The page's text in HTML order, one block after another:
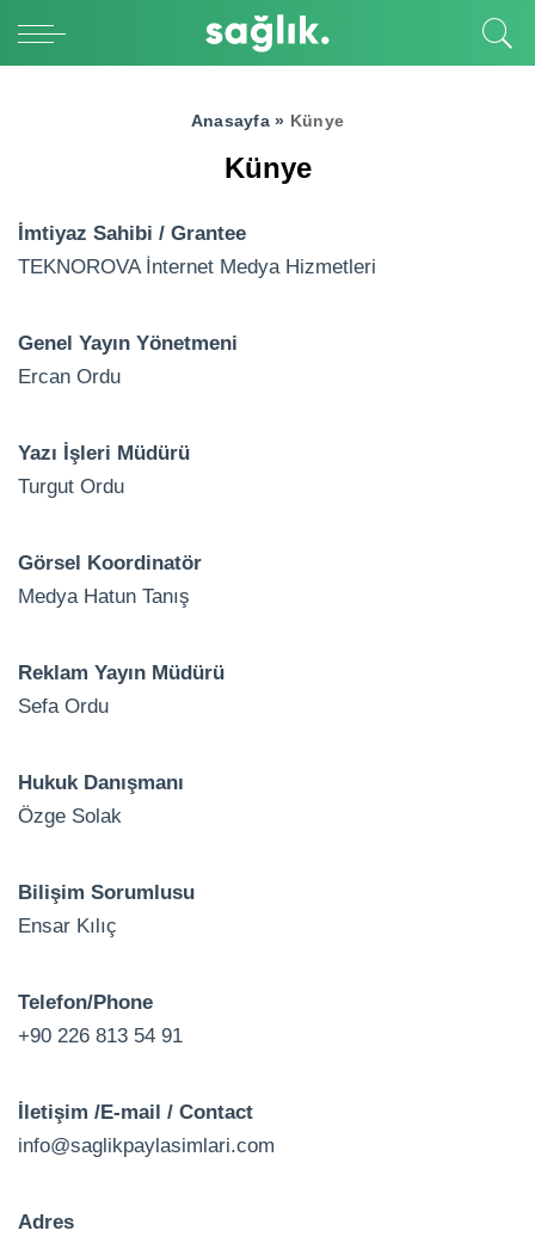
Anasayfa » Künye
Künye
İmtiyaz Sahibi / Grantee
TEKNOROVA İnternet Medya Hizmetleri
Genel Yayın Yönetmeni
Ercan Ordu
Yazı İşleri Müdürü
Turgut Ordu
Görsel Koordinatör
Medya Hatun Tanış
Reklam Yayın Müdürü
Sefa Ordu
Hukuk Danışmanı
Özge Solak
Bilişim Sorumlusu
Ensar Kılıç
Telefon/Phone
+90 226 813 54 91
İletişim /E-mail / Contact
info@saglikpaylasimlari.com
Adres